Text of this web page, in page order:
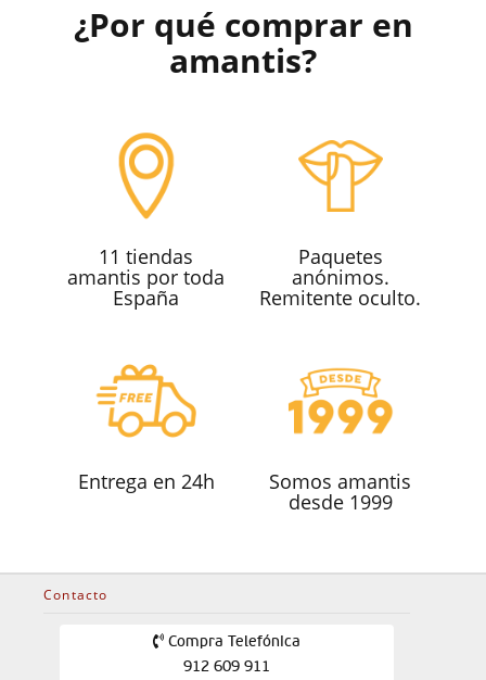
¿Por qué comprar en
amantis?
11 tiendas
amantis por toda
España
Paquetes
anónimos.
Remitente oculto.
Entrega en 24h Somos amantis
desde 1999
Contacto
Compra Telefónica
912 609 911